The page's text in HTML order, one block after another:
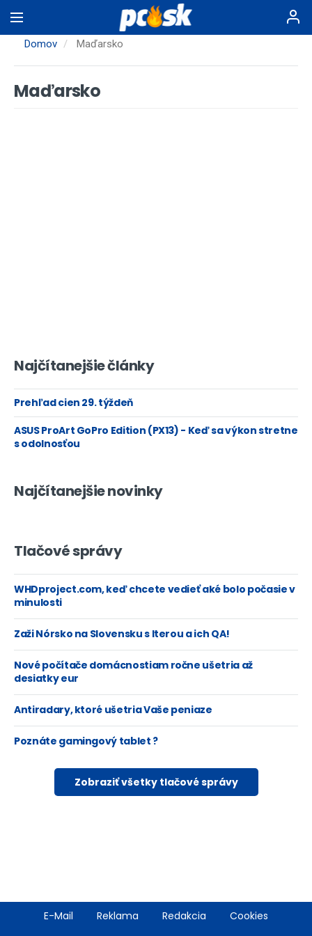
na
hlavnýDomov Maďarsko
Maďarsko
Najčítanejšie články
Prehľad cien 29. týždeň
ASUS ProArt GoPro Edition (PX13) - Keď sa výkon stretne
s odolnosťou
Najčítanejšie novinky
Tlačové správy
WHDproject.com, keď chcete vedieť aké bolo počasie v
minulosti
Zaži Nórsko na Slovensku s Iterou a ich QA!
Nové počítače domácnostiam ročne ušetria až
desiatky eur
Antiradary, ktoré ušetria Vaše peniaze
Poznáte gamingový tablet ?
Zobraziť všetky tlačové správy
FooterE-Mail Reklama Redakcia Cookies